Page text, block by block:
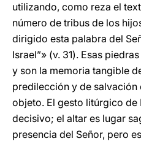
utilizando, como reza el
número de tribus de los
dirigido esta palabra del
Israel”» (v. 31). Esas
y son la memoria tangible
predilección y de salvación
objeto. El gesto litúrgico de
decisivo; el altar es lugar
presencia del Señor, pero